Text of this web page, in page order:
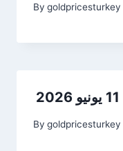
By goldpricesturkey
By goldpricesturkey